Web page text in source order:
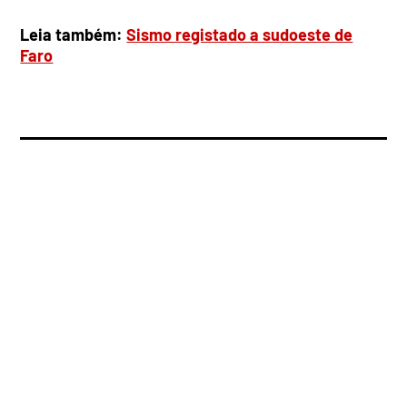
Leia também:Sismo registado a sudoeste de
Faro